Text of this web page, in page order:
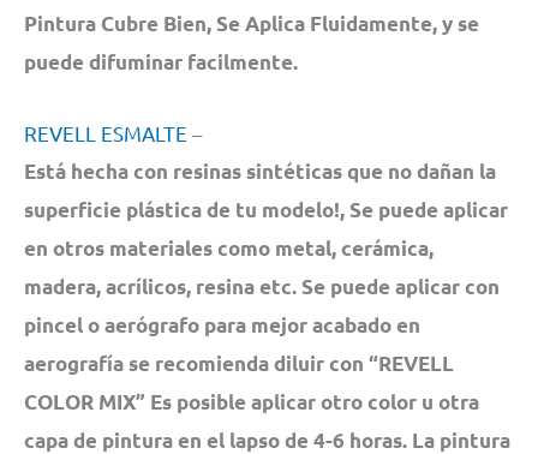
Pintura Cubre Bien, Se Aplica Fluidamente, y se
puede difuminar facilmente.
REVELL ESMALTE –
Está hecha con resinas sintéticas que no dañan la
superficie plástica de tu modelo!, Se puede aplicar
en otros materiales como metal, cerámica,
madera, acrílicos, resina etc. Se puede aplicar con
pincel o aerógrafo para mejor acabado en
aerografía se recomienda diluir con “REVELL
COLOR MIX” Es posible aplicar otro color u otra
capa de pintura en el lapso de 4-6 horas. La pintura